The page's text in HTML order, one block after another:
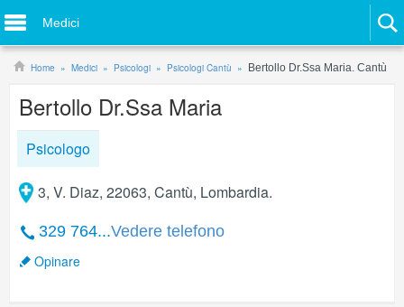
Medici
Home Medici Psicologi Psicologi Cantù Bertollo Dr.Ssa Maria. Cantù
Bertollo Dr.Ssa Maria
Psicologo
3, V. Diaz, 22063, Cantù, Lombardia.
329 764...Vedere telefono
Opinare